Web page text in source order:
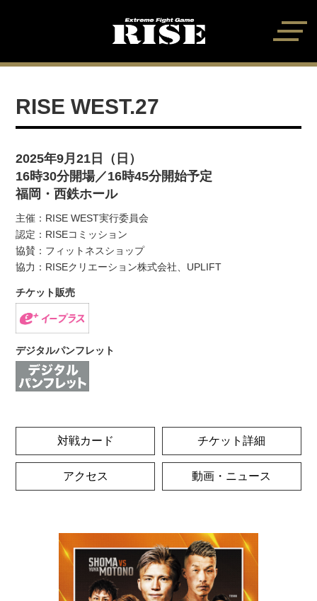
RISE WEST.27
2025年9月21日（日）
16時30分開場／16時45分開始予定
福岡・西鉄ホール
主催：RISE WEST実行委員会
認定：RISEコミッション
協賛：フィットネスショップ
協力：RISEクリエーション株式会社、UPLIFT
チケット販売
デジタルパンフレット
対戦カード チケット詳細
アクセス 動画・ニュース